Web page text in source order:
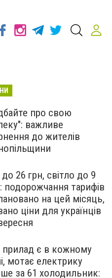
про свою
важливе
до жителів
до 26 грн, світло до 9
подорожчання тарифів
на цей місяць,
ціни для українців
прилад є в кожному
мотає електрику
за 61 холодильник: